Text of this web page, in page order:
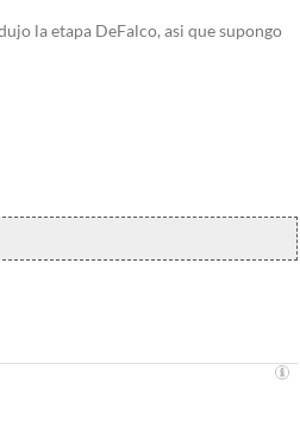
la etapa DeFalco, asi que supongo